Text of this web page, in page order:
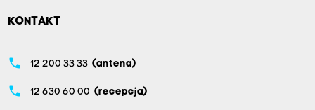
KONTAKT
phone 12 200 33 33 (antena)
phone 12 630 60 00 (recepcja)